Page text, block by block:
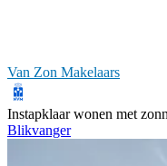
Van Zon Makelaars
Instapklaar wonen met
Blikvanger